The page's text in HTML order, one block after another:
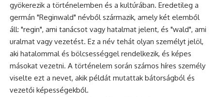
gyökerezik a történelemben és a kultúrában. Eredetileg a
germán "Reginwald" névből származik, amely két elemből
áll: "regin", ami tanácsot vagy hatalmat jelent, és "wald", ami
uralmat vagy vezetést. Ez a név tehát olyan személyt jelöl,
aki hatalommal és bölcsességgel rendelkezik, és képes
másokat vezetni. A történelem során számos híres személy
viselte ezt a nevet, akik példát mutattak bátorságból és
vezetői képességekből.